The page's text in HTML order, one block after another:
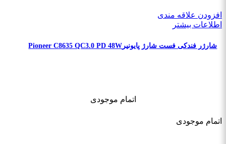
افزودن علاقه مندی
اطلاعات بیشتر
شارژر فندکی فست شارژ پایونیرPioneer C8635 QC3.0 PD 48W
اتمام موجودی
اتمام موجودی